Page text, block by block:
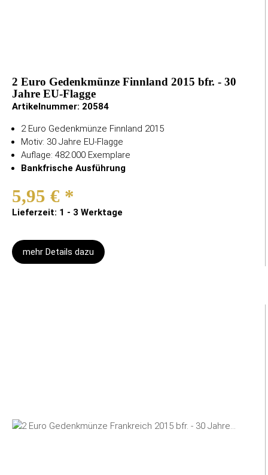
2 Euro Gedenkmünze Finnland 2015 bfr. - 30
Jahre EU-Flagge
Artikelnummer: 20584
2 Euro Gedenkmünze Finnland 2015
Motiv: 30 Jahre EU-Flagge
Auflage: 482.000 Exemplare
Bankfrische Ausführung
5,95 € *
Lieferzeit: 1 - 3 Werktage
mehr Details dazu